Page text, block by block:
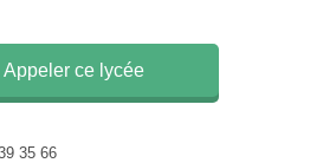
Appeler ce lycée
35 66